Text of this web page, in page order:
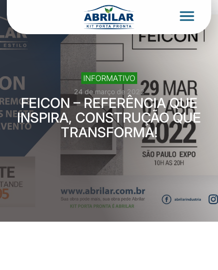
INFORMATIVO
24 de março de 2022
FEICON – REFERÊNCIA QUE
INSPIRA, CONSTRUÇÃO QUE
TRANSFORMA!